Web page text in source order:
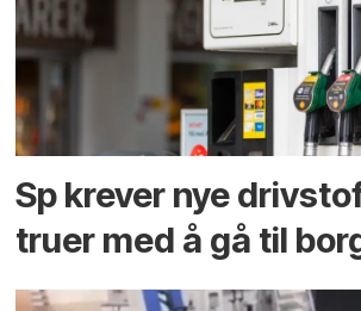
Sp krever nye
truer med å gå til